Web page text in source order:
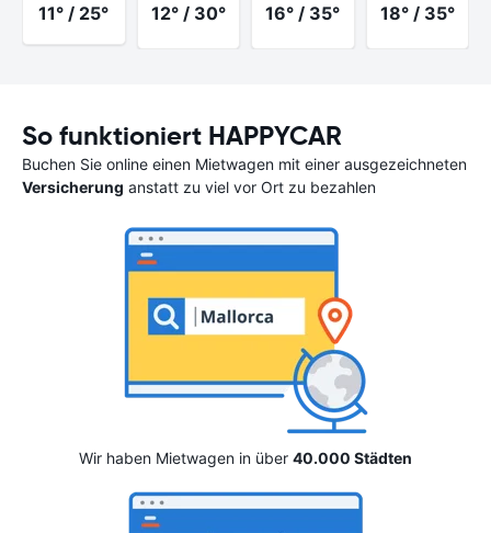
11° / 25° 12° / 30° 16° / 35° 18° / 35°
So funktioniert HAPPYCAR
Buchen Sie online einen Mietwagen mit einer ausgezeichneten
Versicherung anstatt zu viel vor Ort zu bezahlen
Wir haben Mietwagen in über 40.000 Städten